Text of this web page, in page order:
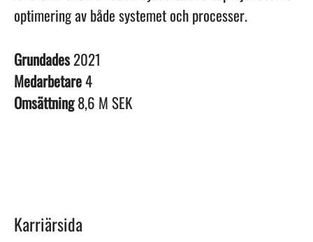
optimering av både systemet och processer.
Grundades2021
Medarbetare4
Omsättning8,6 M SEK
Karriärsida